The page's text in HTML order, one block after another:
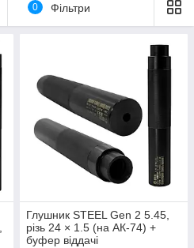
0 Фільтри
Глушник STEEL Gen 2 5.45,
різь 24 × 1.5 (на АК-74) +
буфер віддачі